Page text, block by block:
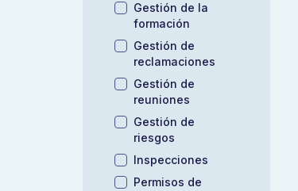
Gestión de la
formación
Gestión de
reclamaciones
Gestión de
reuniones
Gestión de
riesgos
Inspecciones
Permisos de